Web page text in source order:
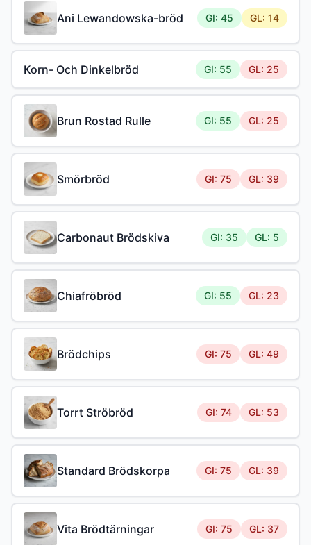
Ani Lewandowska-bröd GI: 45 GL: 14
Korn- Och Dinkelbröd GI: 55 GL: 25
Brun Rostad Rulle GI: 55 GL: 25
Smörbröd GI: 75 GL: 39
Carbonaut Brödskiva GI: 35 GL: 5
Chiafröbröd GI: 55 GL: 23
Brödchips GI: 75 GL: 49
Torrt Ströbröd GI: 74 GL: 53
Standard Brödskorpa GI: 75 GL: 39
Vita Brödtärningar GI: 75 GL: 37